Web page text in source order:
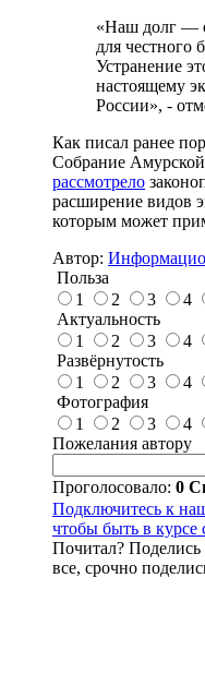
«Наш долг —
для честного
Устранение
настоящему
России», -
Как писал ранее
Собрание Амурской
рассмотрело
расширение видов
которым может
Автор:
Польза
1
2 3 4
Актуальность
1
2 3 4
Развёрнутость
1
2 3 4
Фотография
1
2 3 4
Пожелания автору
Проголосовало: 0
Подключитесь к
чтобы быть в
Почитал?
все, срочно